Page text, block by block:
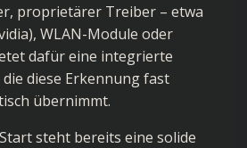
proprietärer Treiber – etwa
WLAN-Module oder
dafür eine integrierte
diese Erkennung fast
übernimmt.
steht bereits eine solide